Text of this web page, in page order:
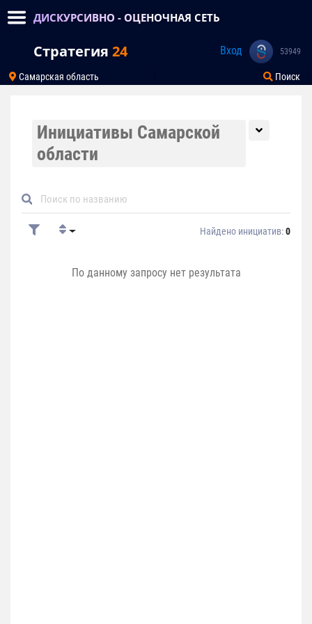
ДИСКУРСИВНО - ОЦЕНОЧНАЯ СЕТЬ
Стратегия 24 Вход 53949
Самарская область Поиск
Инициативы Самарской
области
Найдено инициатив:0
По данному запросу нет результата